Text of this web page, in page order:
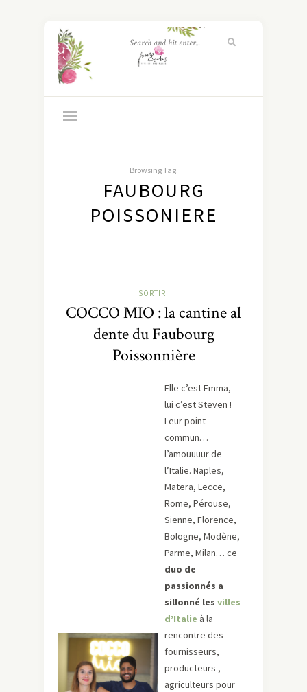
Browsing Tag:
FAUBOURG
POISSONIERE
SORTIR
COCCO MIO : la cantine al
dente du Faubourg
Poissonnière
Elle c’est Emma,
lui c’est Steven !
Leur point
commun…
l’amouuuur de
l’Italie. Naples,
Matera, Lecce,
Rome, Pérouse,
Sienne, Florence,
Bologne, Modène,
Parme, Milan… ce
duo de
passionnés a
sillonné lesvilles
d’Italie à la
rencontre des
fournisseurs,
producteurs ,
agriculteurs pour